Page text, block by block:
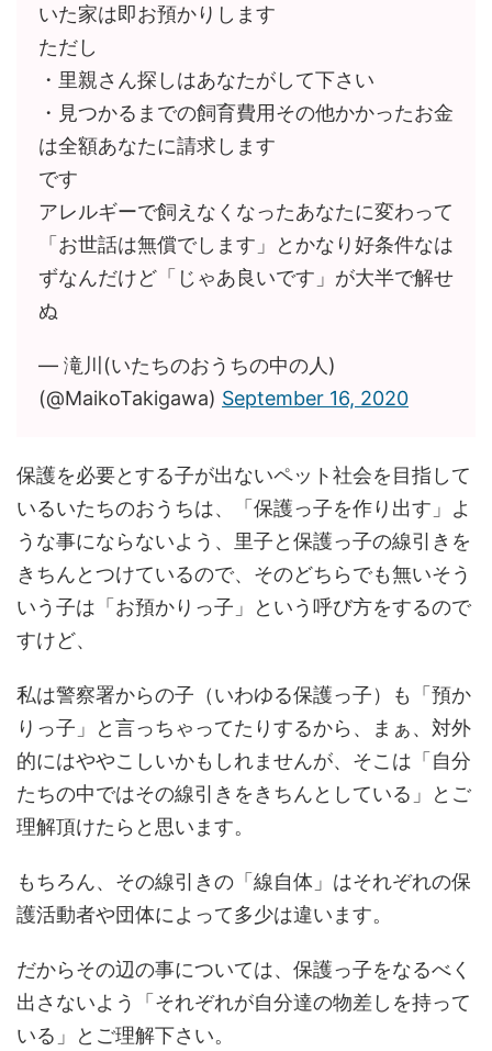
いた家は即お預かりします
ただし
・里親さん探しはあなたがして下さい
・見つかるまでの飼育費用その他かかったお金
は全額あなたに請求します
です
アレルギーで飼えなくなったあなたに変わって
「お世話は無償でします」とかなり好条件なは
ずなんだけど「じゃあ良いです」が大半で解せ
ぬ
— 滝川(いたちのおうちの中の人)
(@MaikoTakigawa) September 16, 2020
保護を必要とする子が出ないペット社会を目指して
いるいたちのおうちは、「保護っ子を作り出す」よ
うな事にならないよう、里子と保護っ子の線引きを
きちんとつけているので、そのどちらでも無いそう
いう子は「お預かりっ子」という呼び方をするので
すけど、
私は警察署からの子（いわゆる保護っ子）も「預か
りっ子」と言っちゃってたりするから、まぁ、対外
的にはややこしいかもしれませんが、そこは「自分
たちの中ではその線引きをきちんとしている」とご
理解頂けたらと思います。
もちろん、その線引きの「線自体」はそれぞれの保
護活動者や団体によって多少は違います。
だからその辺の事については、保護っ子をなるべく
出さないよう「それぞれが自分達の物差しを持って
いる」とご理解下さい。